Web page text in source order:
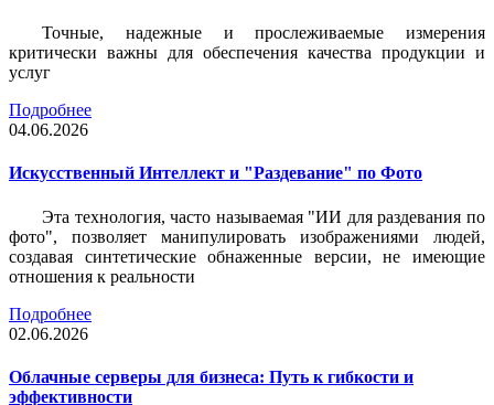
Точные, надежные и прослеживаемые измерения
критически важны для обеспечения качества продукции и
услуг
Подробнее
04.06.2026
Искусственный Интеллект и "Раздевание" по Фото
Эта технология, часто называемая "ИИ для раздевания по
фото", позволяет манипулировать изображениями людей,
создавая синтетические обнаженные версии, не имеющие
отношения к реальности
Подробнее
02.06.2026
Облачные серверы для бизнеса: Путь к гибкости и
эффективности